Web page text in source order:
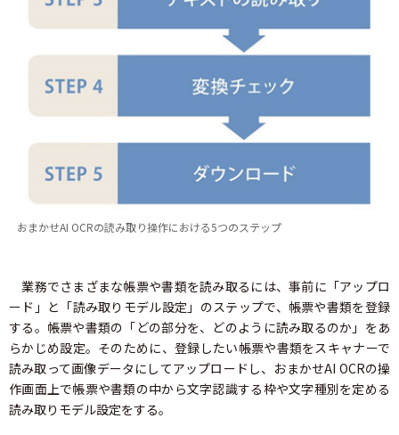
おまかせAI OCRの読み取り操作における5つのステップ
業務でさまざまな帳票や書類を読み取るには、事前に「アップロ
ード」と「読み取りモデル設定」のステップで、帳票や書類を登録
する。帳票や書類の「どの部分を、どのように読み取るのか」をあ
らかじめ設定。そのために、登録したい帳票や書類をスキャナーで
読み取って画像データにしてアップロードし、おまかせAI OCRの操
作画面上で帳票や書類の中から文字認識する枠や文字種別を定める
読み取りモデル設定をする。